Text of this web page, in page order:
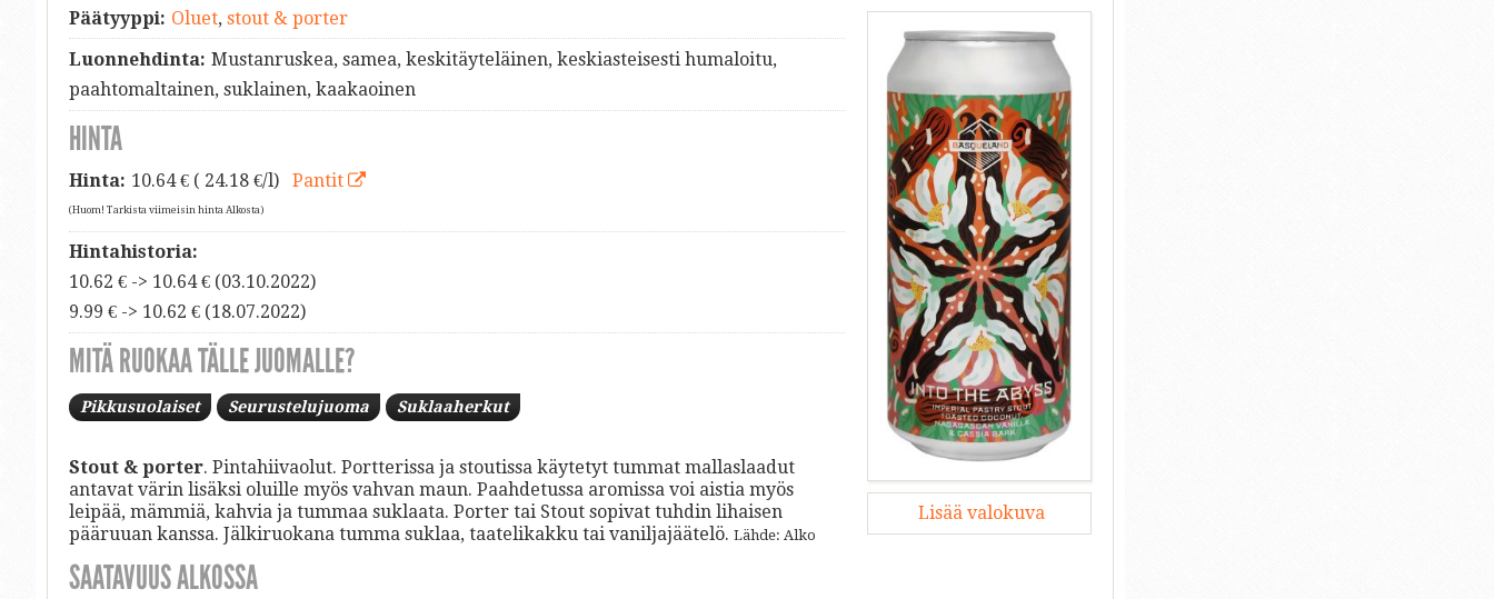
Lisää valokuva
Päätyyppi: Oluet, stout & porter
Luonnehdinta: Mustanruskea, samea, keskitäyteläinen, keskiasteisesti humaloitu,
paahtomaltainen, suklainen, kaakaoinen
HINTA
Hinta: 10.64€ ( 24.18 €/l) Pantit
(Huom! Tarkista viimeisin hinta Alkosta)
Hintahistoria:
10.62 € -> 10.64 € (03.10.2022)
9.99 € -> 10.62 € (18.07.2022)
MITÄ RUOKAA TÄLLE JUOMALLE?
Pikkusuolaiset Seurustelujuoma Suklaaherkut
Stout & porter. Pintahiivaolut. Portterissa ja stoutissa käytetyt tummat mallaslaadut
antavat värin lisäksi oluille myös vahvan maun. Paahdetussa aromissa voi aistia myös
leipää, mämmiä, kahvia ja tummaa suklaata. Porter tai Stout sopivat tuhdin lihaisen
pääruuan kanssa. Jälkiruokana tumma suklaa, taatelikakku tai vaniljajäätelö. Lähde: Alko
SAATAVUUS ALKOSSA